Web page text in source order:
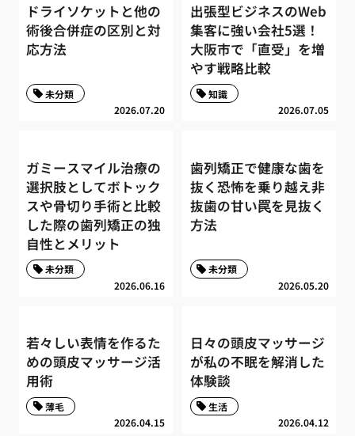
ドライソケットと他の
術後合併症の区別と対
応方法
2026.07.20
未分類
出張型ビジネスのWeb
集客に強い会社5選！
大阪市で「直受」を増
やす戦略比較
2026.07.05
知識
ガミースマイル治療の
選択肢としてボトック
スや骨切り手術と比較
した際の歯列矯正の独
自性とメリット
2026.06.16
未分類
歯列矯正で健康な歯を
抜く恐怖を乗り越え非
抜歯の甘い罠を見抜く
方法
2026.05.20
未分類
若々しい表情を作るた
めの頭皮マッサージ活
用術
2026.04.15
薄毛
日々の頭皮マッサージ
が私の不眠を解消した
体験談
2026.04.12
生活